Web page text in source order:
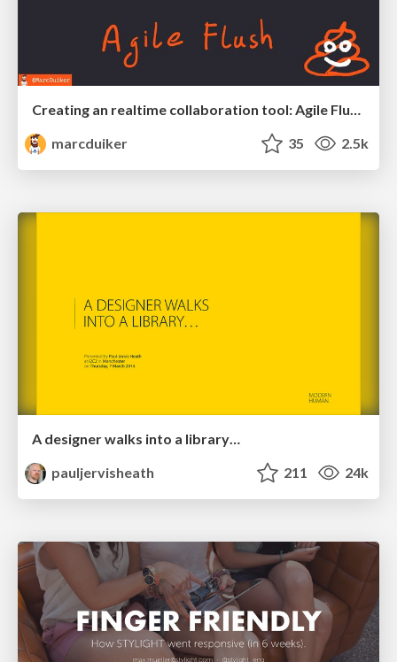
Creating an realtime collaboration tool: Agile Flush - .NET Oxford
marcduiker
35 2.5k
A designer walks into a library…
pauljervisheath
211 24k